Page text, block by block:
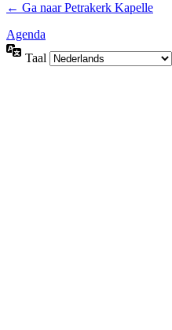
← Ga naar Petrakerk Kapelle
Agenda
Taal